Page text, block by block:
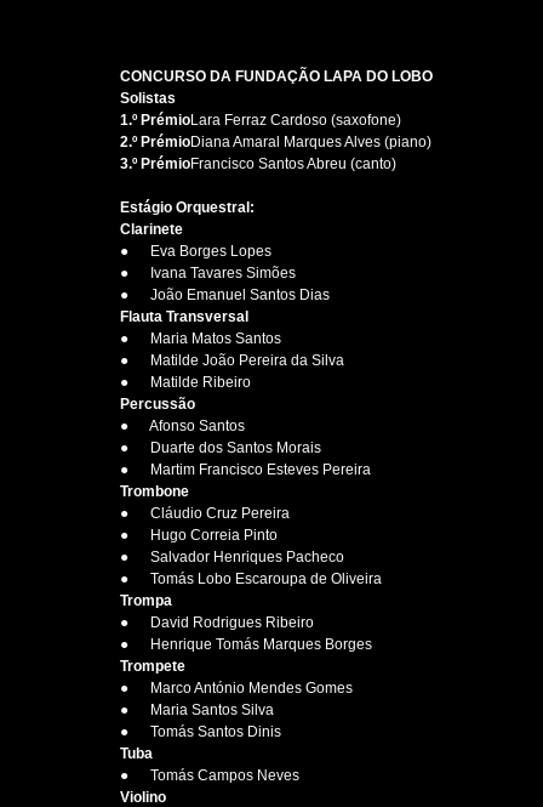
CONCURSO DA FUNDAÇÃO LAPA DO LOBO
Solistas
1.º PrémioLara Ferraz Cardoso (saxofone)
2.º PrémioDiana Amaral Marques Alves (piano)
3.º PrémioFrancisco Santos Abreu (canto)
Estágio Orquestral:
Clarinete
●      Eva Borges Lopes
●      Ivana Tavares Simões
●      João Emanuel Santos Dias
Flauta Transversal
●      Maria Matos Santos
●      Matilde João Pereira da Silva
●      Matilde Ribeiro
Percussão
●      Afonso Santos
●      Duarte dos Santos Morais
●      Martim Francisco Esteves Pereira
Trombone
●      Cláudio Cruz Pereira
●      Hugo Correia Pinto
●      Salvador Henriques Pacheco
●      Tomás Lobo Escaroupa de Oliveira
Trompa
●      David Rodrigues Ribeiro
●      Henrique Tomás Marques Borges
Trompete
●      Marco António Mendes Gomes
●      Maria Santos Silva
●      Tomás Santos Dinis
Tuba
●      Tomás Campos Neves
Violino